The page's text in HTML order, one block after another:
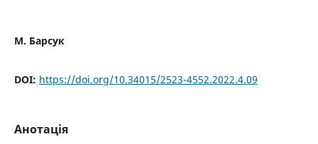
М. Барсук
DOI: https://doi.org/10.34015/2523-4552.2022.4.09
Анотація